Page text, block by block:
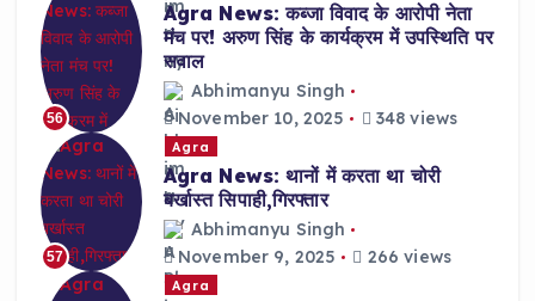
56
Agra News: कब्जा विवाद के आरोपी नेता
मंच पर! अरुण सिंह के कार्यक्रम में उपस्थिति पर
सवाल
Abhimanyu Singh
November 10, 2025
348 views
57
Agra
Agra News: थानों में करता था चोरी
बर्खास्त सिपाही,गिरफ्तार
Abhimanyu Singh
November 9, 2025
266 views
Agra